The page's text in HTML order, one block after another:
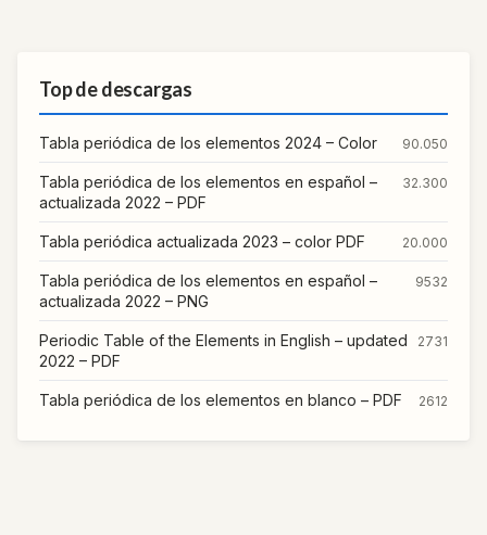
Top de descargas
Tabla periódica de los elementos 2024 – Color 90.050
Tabla periódica de los elementos en español –
actualizada 2022 – PDF
32.300
Tabla periódica actualizada 2023 – color PDF 20.000
Tabla periódica de los elementos en español –
actualizada 2022 – PNG
9532
Periodic Table of the Elements in English – updated
2022 – PDF
2731
Tabla periódica de los elementos en blanco – PDF 2612